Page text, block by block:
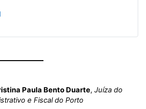
Paula Bento Duarte, Juíza do
e Fiscal do Porto